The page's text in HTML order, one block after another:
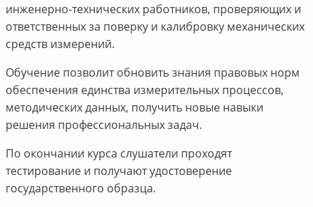
инженерно-технических работников, проверяющих и
ответственных за поверку и калибровку механических
средств измерений.
Обучение позволит обновить знания правовых норм
обеспечения единства измерительных процессов,
методических данных, получить новые навыки
решения профессиональных задач.
По окончании курса слушатели проходят
тестирование и получают удостоверение
государственного образца.